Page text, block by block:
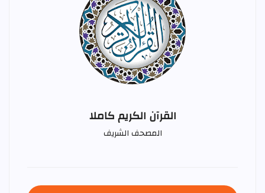
القرآن الكريم كاملا
المصحف الشريف